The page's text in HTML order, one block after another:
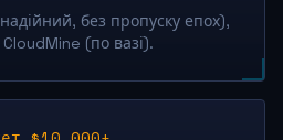
без пропуску епох),
(по вазі).